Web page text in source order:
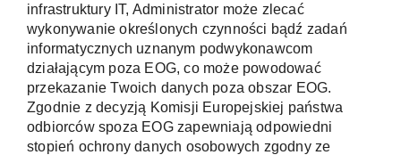
infrastruktury IT, Administrator może zlecać
wykonywanie określonych czynności bądź zadań
informatycznych uznanym podwykonawcom
działającym poza EOG, co może powodować
przekazanie Twoich danych poza obszar EOG.
Zgodnie z decyzją Komisji Europejskiej państwa
odbiorców spoza EOG zapewniają odpowiedni
stopień ochrony danych osobowych zgodny ze